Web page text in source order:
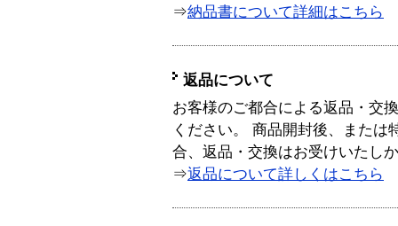
⇒納品書について詳細はこちら
返品について
お客様のご都合による返品・交
ください。 商品開封後、または
合、返品・交換はお受けいたし
⇒返品について詳しくはこちら